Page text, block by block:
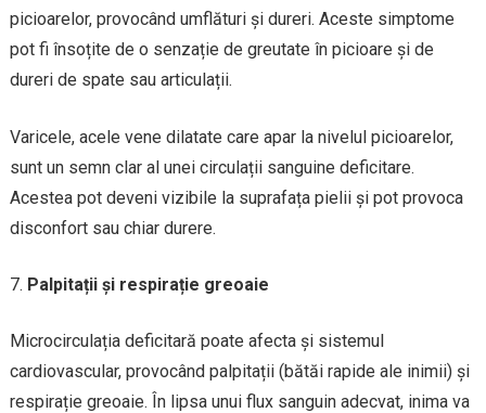
picioarelor, provocând umflături și dureri. Aceste simptome
pot fi însoțite de o senzație de greutate în picioare și de
dureri de spate sau articulații.
Varicele, acele vene dilatate care apar la nivelul picioarelor,
sunt un semn clar al unei circulații sanguine deficitare.
Acestea pot deveni vizibile la suprafața pielii și pot provoca
disconfort sau chiar durere.
Palpitații și respirație greoaie
Microcirculația deficitară poate afecta și sistemul
cardiovascular, provocând palpitații (bătăi rapide ale inimii) și
respirație greoaie. În lipsa unui flux sanguin adecvat, inima va